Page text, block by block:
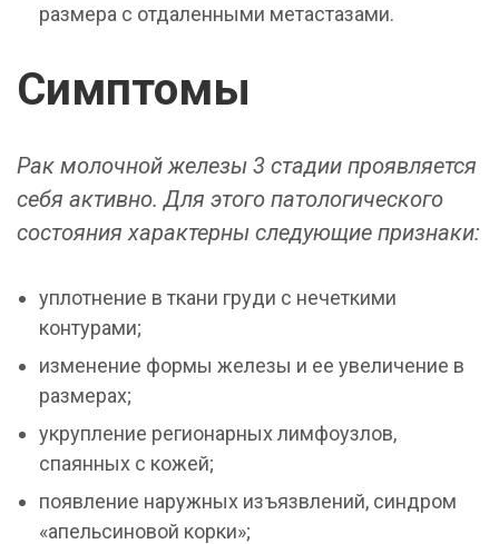
размера с отдаленными метастазами.
Симптомы
Рак молочной железы 3 стадии проявляется
себя активно. Для этого патологического
состояния характерны следующие признаки:
уплотнение в ткани груди с нечеткими
контурами;
изменение формы железы и ее увеличение в
размерах;
укрупление регионарных лимфоузлов,
спаянных с кожей;
появление наружных изъязвлений, синдром
«апельсиновой корки»;